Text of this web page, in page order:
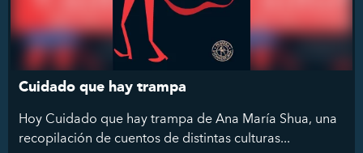
Cuidado que hay trampa
Hoy Cuidado que hay trampa de Ana María Shua, una
recopilación de cuentos de distintas culturas...